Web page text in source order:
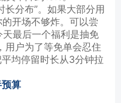
长分布”。如果大部分用
开场不够炸。可以尝
天最后一个福利是抽免
用户为了等免单会忍住
均停留时长从3分钟拉
算